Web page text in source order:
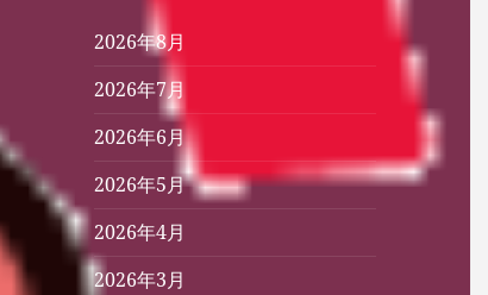
2026年8月
2026年7月
2026年6月
2026年5月
2026年4月
2026年3月